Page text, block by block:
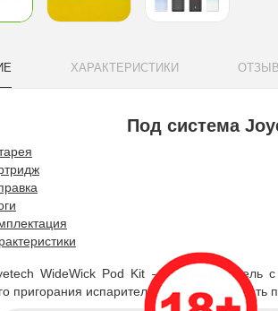
ХАРАКТЕРИСТИКИ
Под система
WideWick Pod Kit — первая модель с
пригорания испарителя и минимизировать